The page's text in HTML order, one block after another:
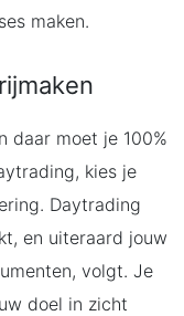
maken.
daar moet je 100%
kies je
Daytrading
en uiteraard jouw
volgt. Je
doel in zicht